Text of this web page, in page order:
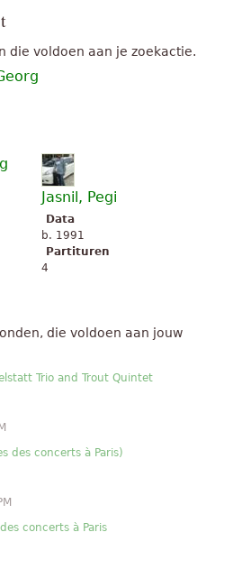
die voldoen aan je zoekactie.
Jasnil, Pegi
Data
b. 1991
Partituren
4
die voldoen aan jouw
Trio and Trout Quintet
des concerts à Paris)
concerts à Paris